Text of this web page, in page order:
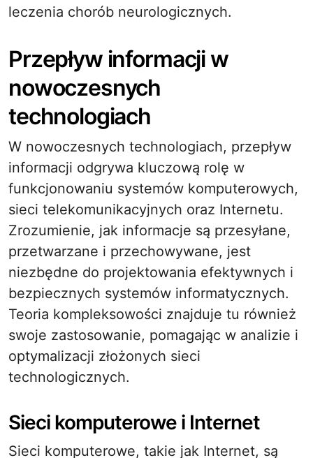
leczenia chorób neurologicznych.
Przepływ informacji w
nowoczesnych
technologiach
W nowoczesnych technologiach, przepływ
informacji odgrywa kluczową rolę w
funkcjonowaniu systemów komputerowych,
sieci telekomunikacyjnych oraz Internetu.
Zrozumienie, jak informacje są przesyłane,
przetwarzane i przechowywane, jest
niezbędne do projektowania efektywnych i
bezpiecznych systemów informatycznych.
Teoria kompleksowości znajduje tu również
swoje zastosowanie, pomagając w analizie i
optymalizacji złożonych sieci
technologicznych.
Sieci komputerowe i Internet
Sieci komputerowe, takie jak Internet, są